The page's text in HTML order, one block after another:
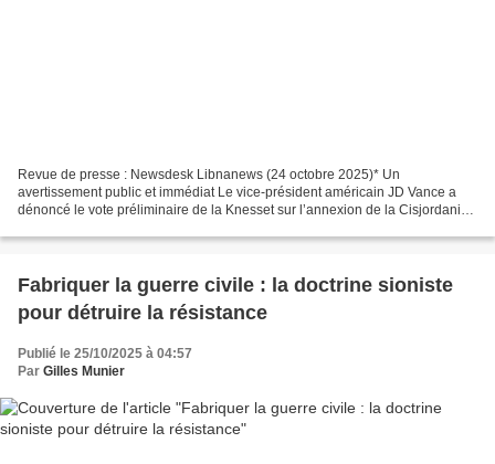
Revue de presse : Newsdesk Libnanews (24 octobre 2025)* Un
avertissement public et immédiat Le vice-président américain JD Vance a
dénoncé le vote préliminaire de la Knesset sur l’annexion de la Cisjordanie,
Fabriquer la guerre civile : la doctrine sioniste
pour détruire la résistance
Publié le 25/10/2025 à 04:57
Par Gilles Munier